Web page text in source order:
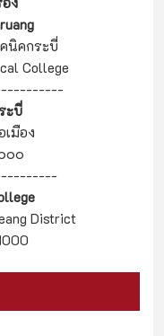
นิคกระบี่
College
ะบี่
มือง
๐๐
District